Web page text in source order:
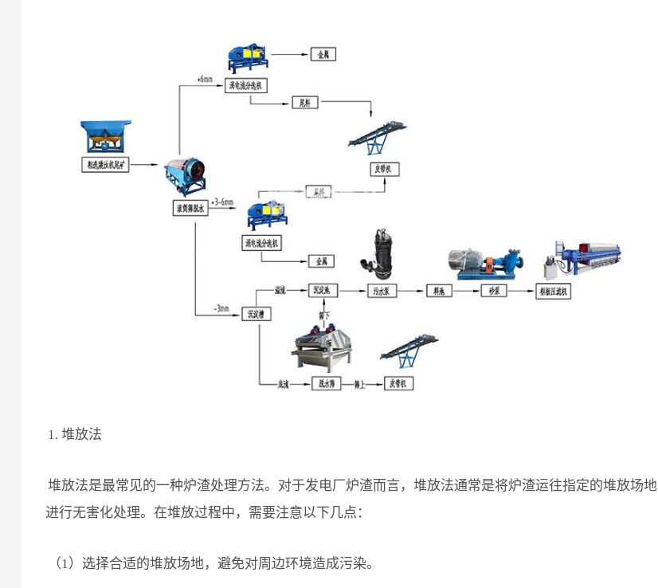
1. 堆放法
堆放法是最常见的一种炉渣处理方法。对于发电厂炉渣而言，堆放法通常是将炉渣运往指定的堆放场地
进行无害化处理。在堆放过程中，需要注意以下几点：
（1）选择合适的堆放场地，避免对周边环境造成污染。